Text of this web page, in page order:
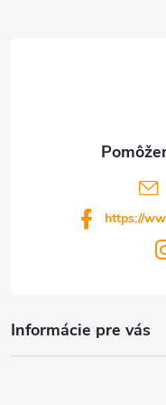
Informácie pre vás
https://